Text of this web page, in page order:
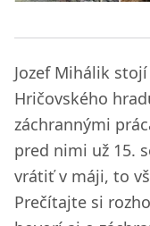
Jozef Mihálik
Hričovského
záchrannými
pred nimi už 15.
vrátiť v máji, to
Prečítajte si